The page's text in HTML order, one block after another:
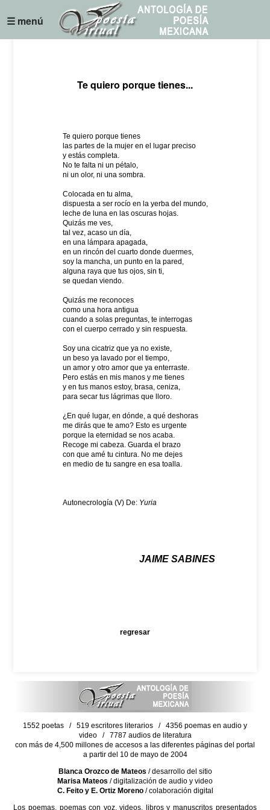
☰ menú
Te quiero porque tienes...
Te quiero porque tienes
las partes de la mujer en el lugar preciso
y estás completa.
No te falta ni un pétalo,
ni un olor, ni una sombra.
Colocada en tu alma,
dispuesta a ser rocío en la yerba del mundo,
leche de luna en las oscuras hojas.
Quizás me ves,
tal vez, acaso un día,
en una lámpara apagada,
en un rincón del cuarto donde duermes,
soy la mancha, un punto en la pared,
alguna raya que tus ojos, sin ti,
se quedan viendo.
Quizás me reconoces
como una hora antigua
cuando a solas preguntas, te interrogas
con el cuerpo cerrado y sin respuesta.
Soy una cicatriz que ya no existe,
un beso ya lavado por el tiempo,
un amor y otro amor que ya enterraste.
Pero estás en mis manos y me tienes
y en tus manos estoy, brasa, ceniza,
para secar tus lágrimas que lloro.
¿En qué lugar, en dónde, a qué deshoras
me dirás que te amo? Esto es urgente
porque la eternidad se nos acaba.
Recoge mi cabeza. Guarda el brazo
con que amé tu cintura. No me dejes
en medio de tu sangre en esa toalla.
Autonecrología (V) De: Yuria
JAIME SABINES
regresar
1552 poetas / 519 escritores literarios / 4356 poemas en audio y
video / 7787 audios de literatura
con más de 4,500 millones de accesos a las diferentes páginas del portal
a partir del 10 de mayo de 2004
Blanca Orozco de Mateos / desarrollo del sitio
Marisa Mateos / digitalización de audio y video
C. Feito y E. Ortiz Moreno/ colaboración digital
Los poemas, poemas con voz, videos, libros y manuscritos presentados